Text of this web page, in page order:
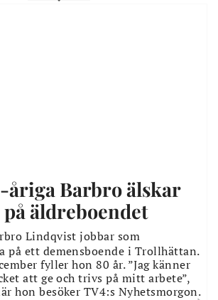
åriga Barbro älskar
äldreboendet
Lindqvist jobbar som
på ett demensboende i Trollhättan.
fyller hon 80 år. ”Jag känner
att ge och trivs på mitt arbete”,
hon besöker TV4:s Nyhetsmorgon.